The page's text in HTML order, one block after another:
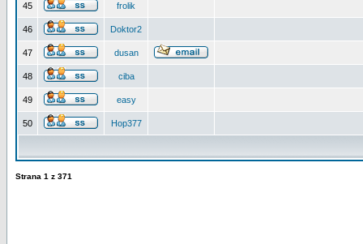
45 frolik
46 Doktor2
47 dusan
48 ciba
49 easy
50 Hop377
Strana 1 z 371